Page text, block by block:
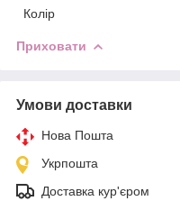
Колір
Приховати
Умови доставки
Нова Пошта
Укрпошта
Доставка кур'єром